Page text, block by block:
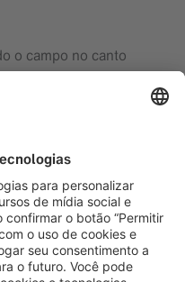
o campo no canto
para